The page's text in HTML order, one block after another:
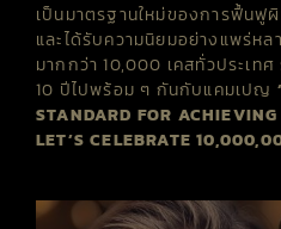
เป็นมาตรฐานใหม่ของการฟื้น
และได้รับความนิยมอย่างแพร่ห
มากกว่า 10,000 เคสทั่วประเท
10 ปีไปพร้อม ๆ กันกับแคมเปญ
STANDARD FOR
LET’S CELEBRATE